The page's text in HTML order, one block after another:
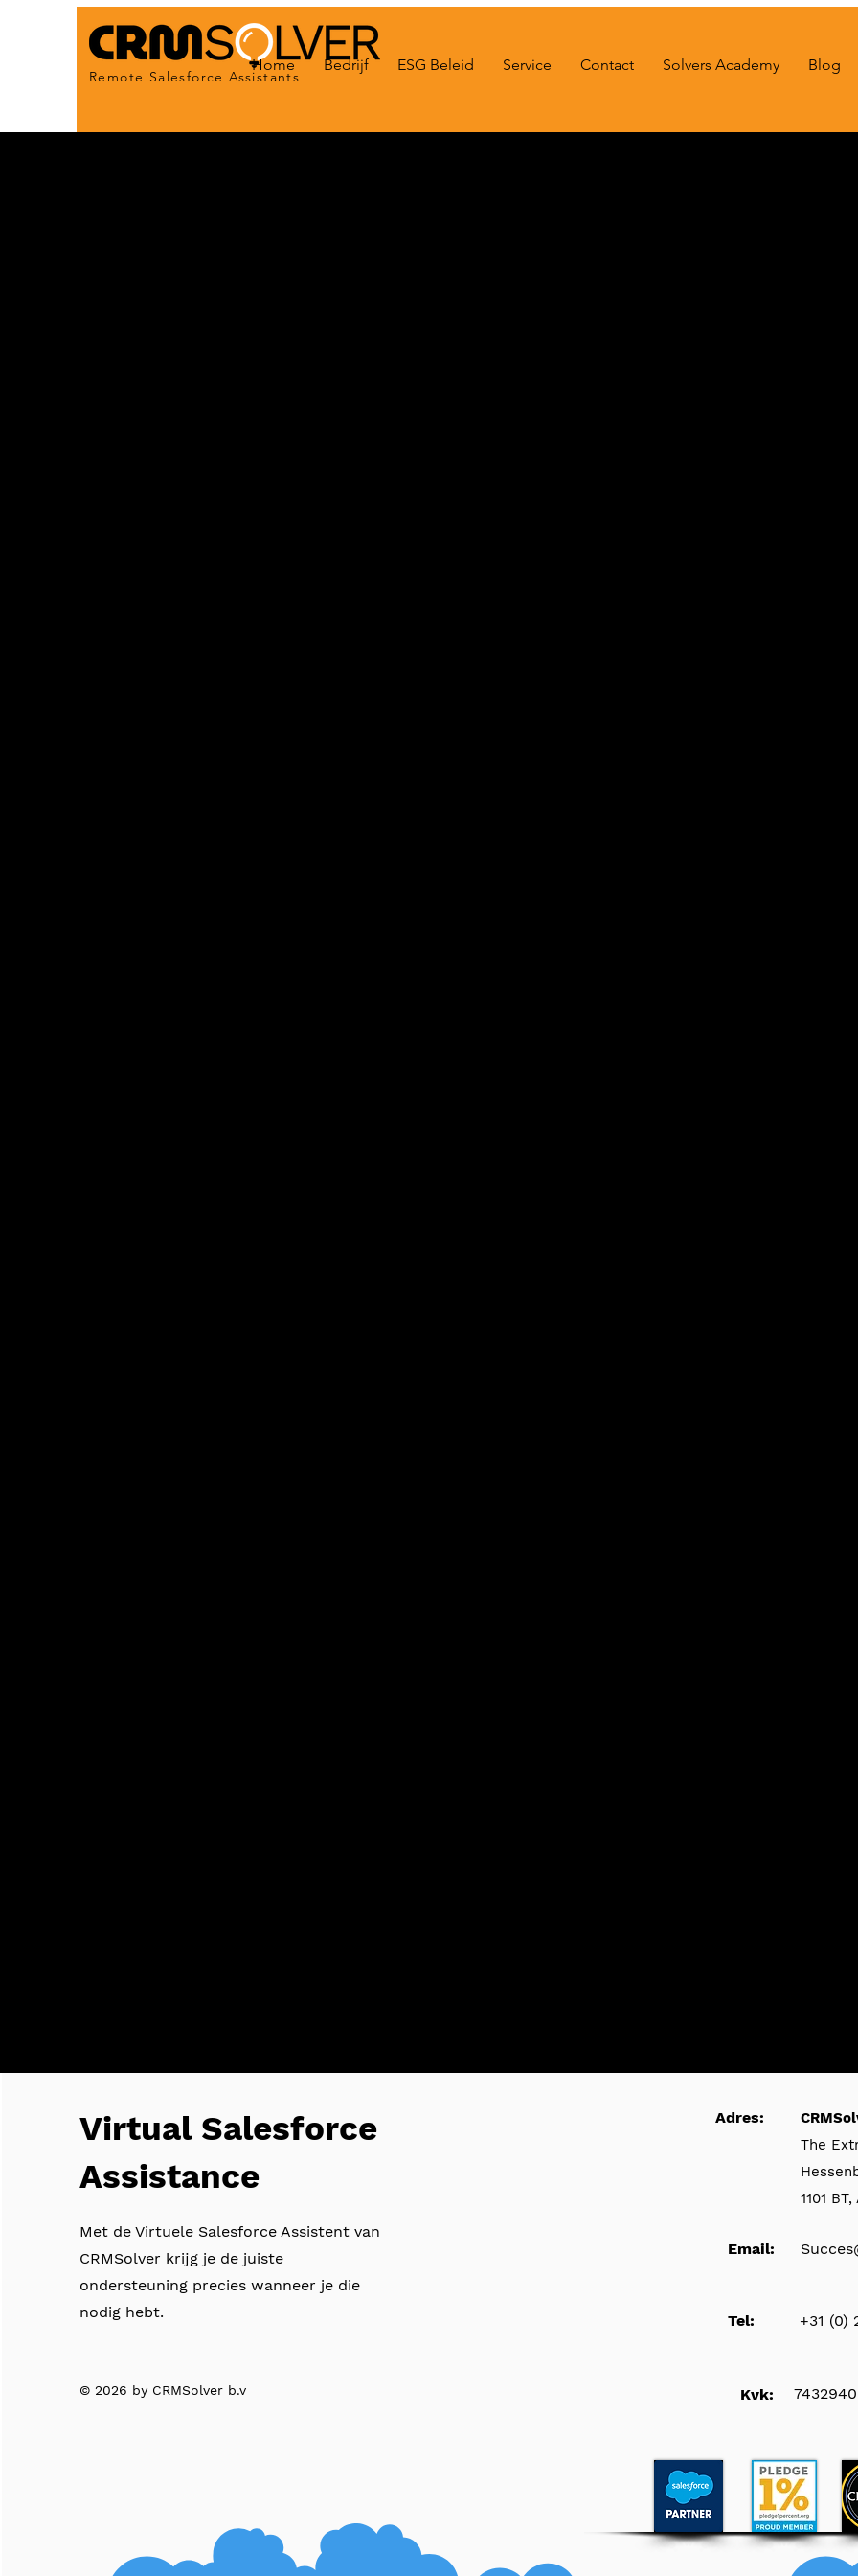
Remote Salesforce Assistants
Home Bedrijf ESG Beleid Service Contact Solvers Academy Blog
Virtual Salesforce
Assistance
Met de Virtuele Salesforce Assistent van
CRMSolver krijg je de juiste
ondersteuning precies wanneer je die
nodig hebt.
© 2026 by CRMSolver b.v
Adres:
The
1101
Email:
Tel: +31 (0)
Kvk: